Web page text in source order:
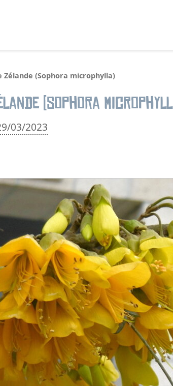
Zélande (Sophora microphylla)
(Sophora
03/2023